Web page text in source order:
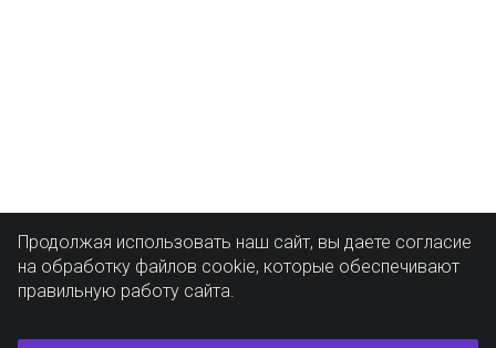
Продолжая использовать наш сайт, вы даете согласие
на обработку файлов cookie, которые обеспечивают
правильную работу сайта.